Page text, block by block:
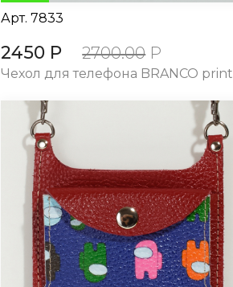
Арт. 7833
2450 Р 2700.00 Р
Чехол для телефона BRANCO print